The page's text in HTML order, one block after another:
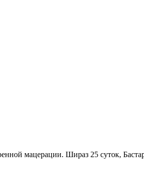
мацерации. Шираз 25 суток,